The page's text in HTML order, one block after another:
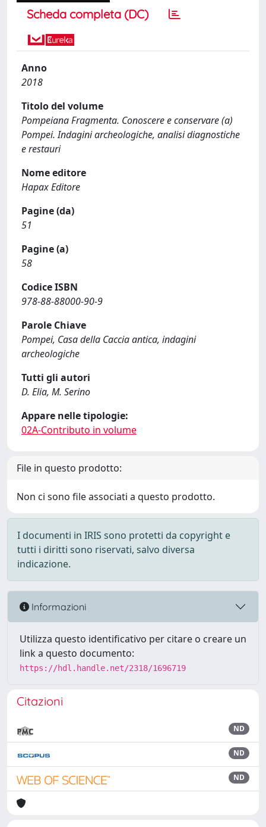
Scheda completa (DC)
Anno
2018
Titolo del volume
Pompeiana Fragmenta. Conoscere e conservare (a)
Pompei. Indagini archeologiche, analisi diagnostiche
e restauri
Nome editore
Hapax Editore
Pagine (da)
51
Pagine (a)
58
Codice ISBN
978-88-88000-90-9
Parole Chiave
Pompei, Casa della Caccia antica, indagini
archeologiche
Tutti gli autori
D. Elia, M. Serino
Appare nelle tipologie:
02A-Contributo in volume
File in questo prodotto:
Non ci sono file associati a questo prodotto.
I documenti in IRIS sono protetti da copyright e
tutti i diritti sono riservati, salvo diversa
indicazione.
Informazioni
Utilizza questo identificativo per citare o creare un
link a questo documento:
https://hdl.handle.net/2318/1696719
Citazioni
ND
ND
ND